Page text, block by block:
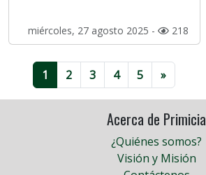
miércoles, 27 agosto 2025 - 218
1 2 3 4 5 »
Acerca de Primicia
¿Quiénes somos?
Visión y Misión